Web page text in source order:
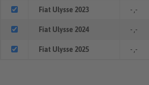
Fiat Ulysse 2023 - ,-
Fiat Ulysse 2024 - ,-
Fiat Ulysse 2025 - ,-